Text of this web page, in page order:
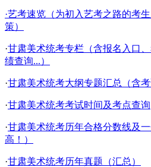
·艺考速览（为初入艺考之路的考
策）
·甘肃美术统考专栏（含报名入口
绩查询...）
·甘肃美术统考大纲专题汇总（含
·甘肃美术统考考试时间及考点查询
·甘肃美术统考历年合格分数线及
高！）
·甘肃美术统考历年真题（汇总）